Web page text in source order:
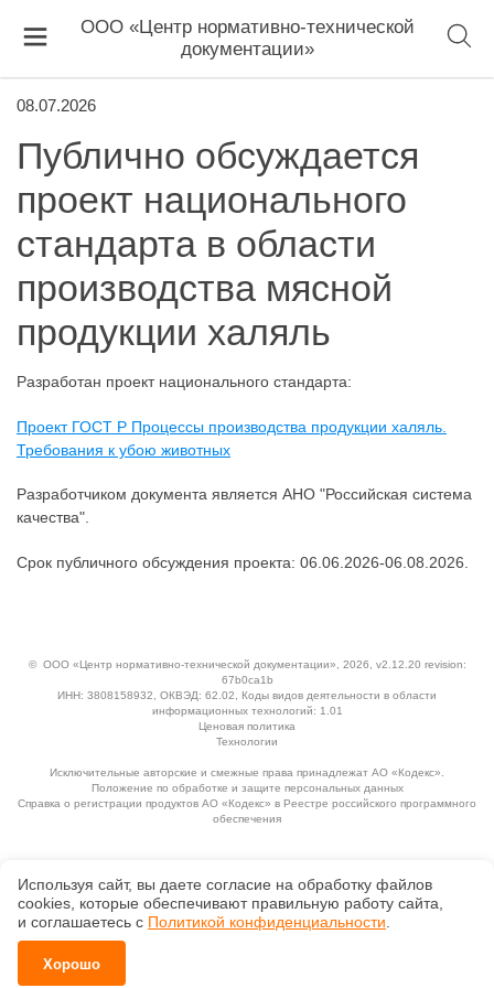
ООО «Центр нормативно-технической
документации»
08.07.2026
Публично обсуждается
проект национального
стандарта в области
производства мясной
продукции халяль
Разработан проект национального стандарта:
Проект ГОСТ Р Процессы производства продукции халяль.
Требования к убою животных
Разработчиком документа является АНО "Российская система
качества".
Срок публичного обсуждения проекта: 06.06.2026-06.08.2026.
© ООО «Центр нормативно-технической документации» , 2026, v2.12.20 revision:
67b0ca1b
ИНН: 3808158932, ОКВЭД: 62.02, Коды видов деятельности в области
информационных технологий: 1.01
Ценовая политика
Технологии
Исключительные авторские и смежные права принадлежат АО «Кодекс».
Положение по обработке и защите персональных данных
Справка о регистрации продуктов АО «Кодекс» в Реестре российского программного
обеспечения
Используя сайт, вы даете согласие на обработку файлов
сооkiеs, которые обеспечивают правильную работу сайта,
и соглашаетесь с Политикой конфиденциальности.
Хорошо